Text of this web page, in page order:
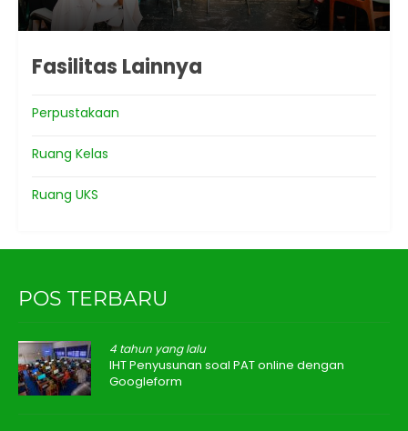
Fasilitas Lainnya
Perpustakaan
Ruang Kelas
Ruang UKS
POS TERBARU
4 tahun yang lalu
IHT Penyusunan soal PAT online dengan
Googleform